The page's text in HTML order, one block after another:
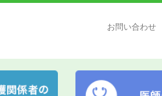
お問い合わせ